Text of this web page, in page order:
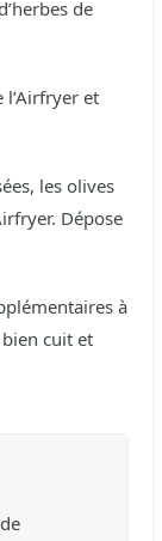
de
l’Airfryer et
les olives
Dépose
à
bien cuit et